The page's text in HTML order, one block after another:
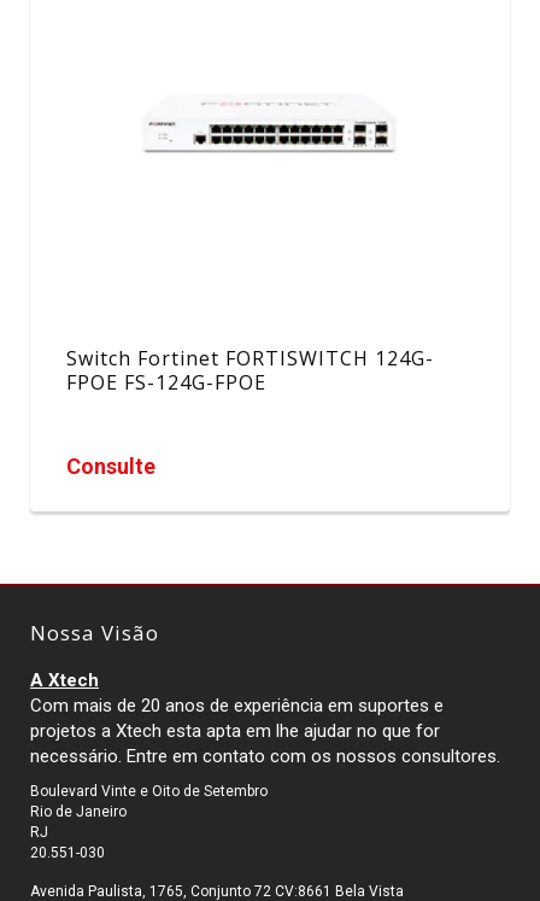
Switch Fortinet FORTISWITCH 124G-
FPOE FS-124G-FPOE
Consulte
Nossa Visão
A Xtech
Com mais de 20 anos de experiência em suportes e
projetos a Xtech esta apta em lhe ajudar no que for
necessário. Entre em contato com os nossos consultores.
Boulevard Vinte e Oito de Setembro
Rio de Janeiro
RJ
20.551-030
Avenida Paulista, 1765, Conjunto 72 CV:8661 Bela Vista